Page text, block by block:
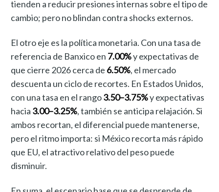
tienden a reducir presiones internas sobre el tipo de
cambio; pero no blindan contra shocks externos.
El otro eje es la política monetaria. Con una tasa de
referencia de Banxico en 7.00%y expectativas de
que cierre 2026 cerca de 6.50%, el mercado
descuenta un ciclo de recortes. En Estados Unidos,
con una tasa en el rango3.50–3.75%y expectativas
hacia 3.00–3.25%, también se anticipa relajación. Si
ambos recortan, el diferencial puede mantenerse,
pero el ritmo importa: si México recorta más rápido
que EU, el atractivo relativo del peso puede
disminuir.